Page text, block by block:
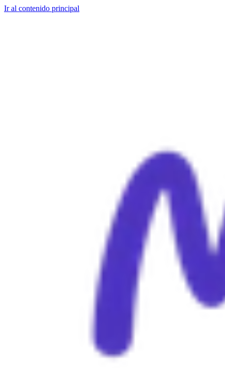
Ir al contenido principal